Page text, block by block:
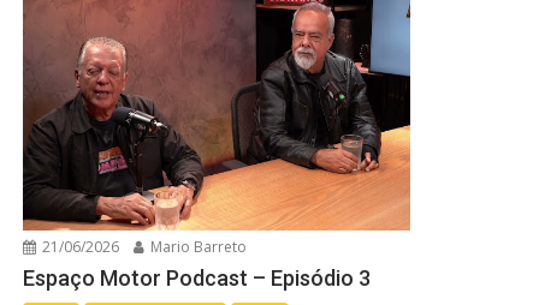
21/06/2026 Mario Barreto
Espaço Motor Podcast – Episódio 3